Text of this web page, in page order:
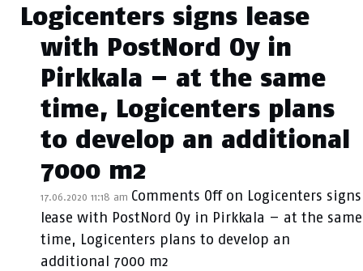
Logicenters signs lease
with PostNord Oy in
Pirkkala – at the same
time, Logicenters plans
to develop an additional
7000 m2
17.06.2020 11:18 am Comments Offon Logicenters signs
lease with PostNord Oy in Pirkkala – at the same
time, Logicenters plans to develop an
additional 7000 m2